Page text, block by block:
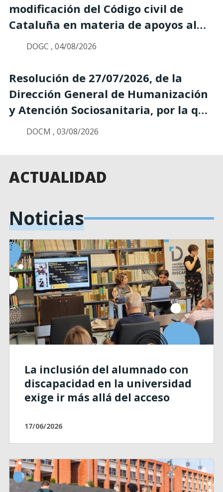
sociolaboral de los trabajadores y
trabajadoras con discapacidad de
los centros especiales de empleo
(equipos multidisciplinares de
modificación del Código civil de
Cataluña en materia de apoyos al
ejercicio de la capacidad jurídica de
DOGC , 04/08/2026
Resolución de 27/07/2026, de la
Dirección General de Humanización
y Atención Sociosanitaria, por la que
se aprueba la convocatoria para el
simplificado de concurrencia, para
Mancha
DOCM , 03/08/2026
ACTUALIDAD
Noticias
La inclusión del alumnado con
discapacidad en la universidad
exige ir más allá del acceso
17/06/2026